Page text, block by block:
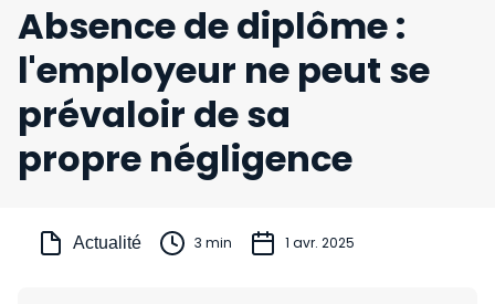
Absence de diplôme :
l'employeur ne peut se
prévaloir de sa
propre négligence
Actualité 3 min 1 avr. 2025